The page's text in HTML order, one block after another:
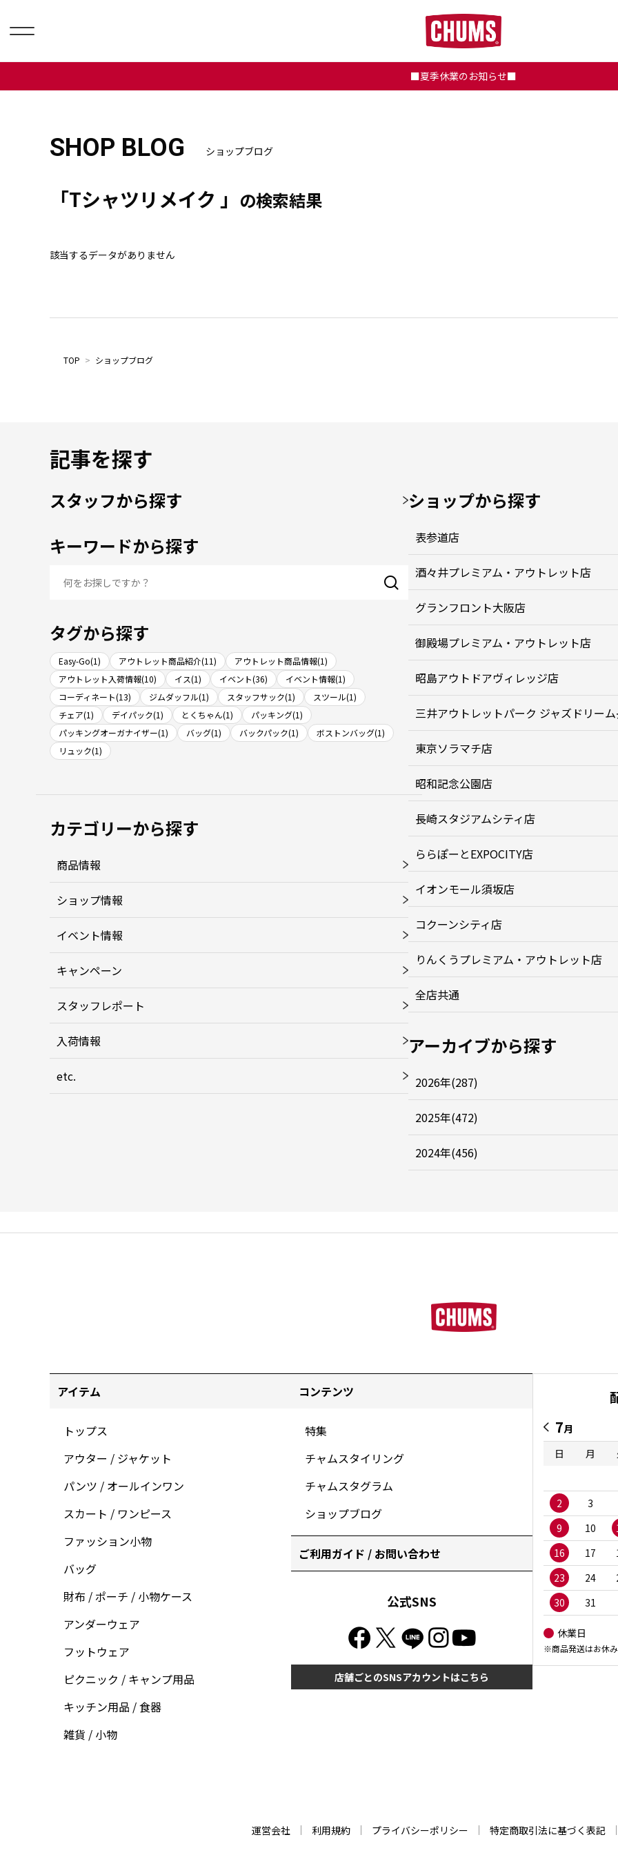
■夏季休業のお知らせ■
SHOP BLOG ショップブログ
「Tシャツリメイク 」 の検索結果
該当するデータがありません
TOP > ショップブログ
記事を探す
スタッフから探す
キーワードから探す
タグから探す
Easy-Go(1) アウトレット商品紹介(11)
アウトレット商品情報(1)
アウトレット入荷情報(10)
イス(1) イベント(36)
イベント情報(1)
コーディネート(13)
ジムダッフル(1) スタッフサック(1)
スツール(1)
チェア(1)
デイパック(1) とくちゃん(1)
パッキング(1)
パッキングオーガナイザー(1)
バッグ(1) バックパック(1)
ボストンバッグ(1)
リュック(1)
カテゴリーから探す
商品情報
ショップ情報
イベント情報
キャンペーン
スタッフレポート
入荷情報
etc.
ショップから探す
表参道店
酒々井プレミアム・アウトレット店
グランフロント大阪店
御殿場プレミアム・アウトレット店
昭島アウトドアヴィレッジ店
三井アウトレットパーク ジャズドリー
東京ソラマチ店
昭和記念公園店
長崎スタジアムシティ店
ららぽーとEXPOCITY店
イオンモール須坂店
コクーンシティ店
りんくうプレミアム・アウトレット店
全店共通
アーカイブから探す
2026年(287)
2025年(472)
2024年(456)
アイテム
トップス
アウター / ジャケット
パンツ / オールインワン
スカート / ワンピース
ファッション小物
バッグ
財布 / ポーチ / 小物ケース
アンダーウェア
フットウェア
ピクニック / キャンプ用品
キッチン用品 / 食器
雑貨 / 小物
コンテンツ
特集
チャムスタイリング
チャムスタグラム
ショップブログ
ご利用ガイド / お問い合わせ
公式SNS
店舗ごとのSNSアカウントはこちら
7月
日
月
2
3
9
10
16
17
23
24
30
31
休業日
※商品発送はお休
運営会社 利用規約 プライバシーポリシー 特定商取引法に基づく表記